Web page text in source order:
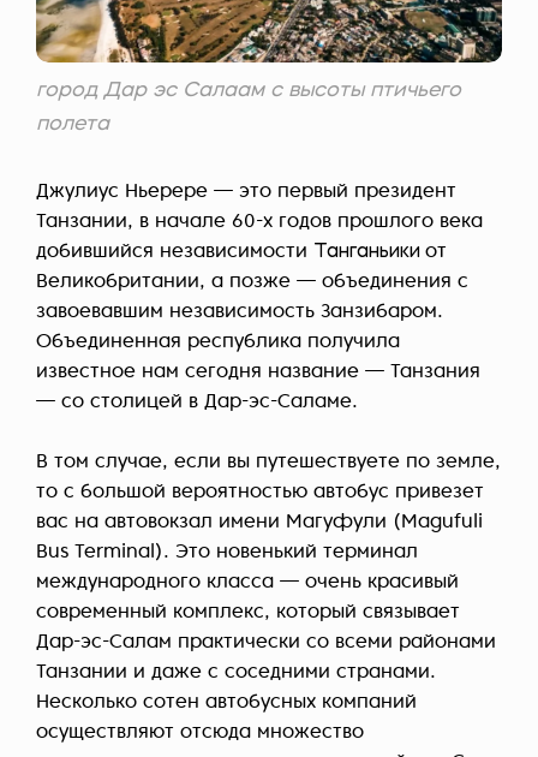
город Дар эс Салаам с высоты птичьего
полета
Джулиус Ньерере — это первый президент
Танзании, в начале 60-х годов прошлого века
добившийся независимости
Танганьики от
Великобритании, а позже — объединения с
завоевавшим независимость Занзибаром.
Объединенная республика получила
известное нам сегодня название — Танзания
— со столицей в Дар-эс-Саламе.
В том случае, если вы путешествуете по земле,
то с большой вероятностью автобус привезет
вас на автовокзал имени Магуфули (Magufuli
Bus Terminal). Это новенький терминал
международного класса — очень красивый
современный комплекс, который связывает
Дар-эс-Салам практически со всеми районами
Танзании и даже с соседними странами.
Несколько сотен автобусных компаний
осуществляют отсюда множество